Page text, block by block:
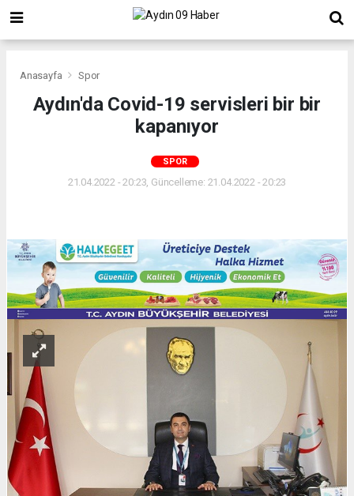
Anasayfa Spor
Aydın'da Covid-19 servisleri bir bir
kapanıyor
SPOR
21.04.2022 - 20:23, Güncelleme: 21.04.2022 - 20:23